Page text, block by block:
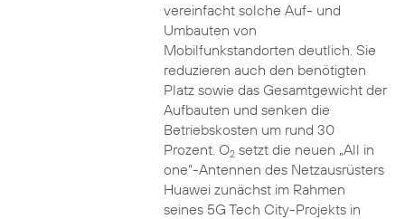
vereinfacht solche Auf- und
Umbauten von
Mobilfunkstandorten deutlich. Sie
reduzieren auch den benötigten
Platz sowie das Gesamtgewicht der
Aufbauten und senken die
Betriebskosten um rund 30
Prozent. O2setzt die neuen „All in
one“-Antennen des Netzausrüsters
Huawei zunächst im Rahmen
seines 5G Tech City-Projekts in